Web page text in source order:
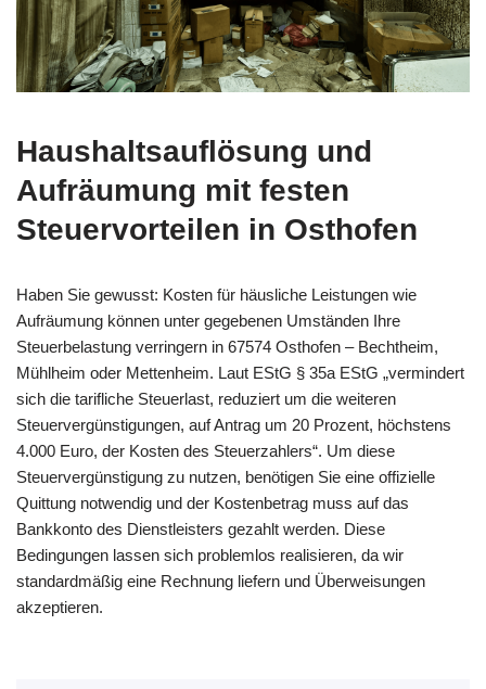
Haushaltsauflösung und
Aufräumung mit festen
Steuervorteilen in Osthofen
Haben Sie gewusst: Kosten für häusliche Leistungen wie
Aufräumung können unter gegebenen Umständen Ihre
Steuerbelastung verringern in 67574 Osthofen – Bechtheim,
Mühlheim oder Mettenheim. Laut EStG § 35a EStG „vermindert
sich die tarifliche Steuerlast, reduziert um die weiteren
Steuervergünstigungen, auf Antrag um 20 Prozent, höchstens
4.000 Euro, der Kosten des Steuerzahlers“. Um diese
Steuervergünstigung zu nutzen, benötigen Sie eine offizielle
Quittung notwendig und der Kostenbetrag muss auf das
Bankkonto des Dienstleisters gezahlt werden. Diese
Bedingungen lassen sich problemlos realisieren, da wir
standardmäßig eine Rechnung liefern und Überweisungen
akzeptieren.